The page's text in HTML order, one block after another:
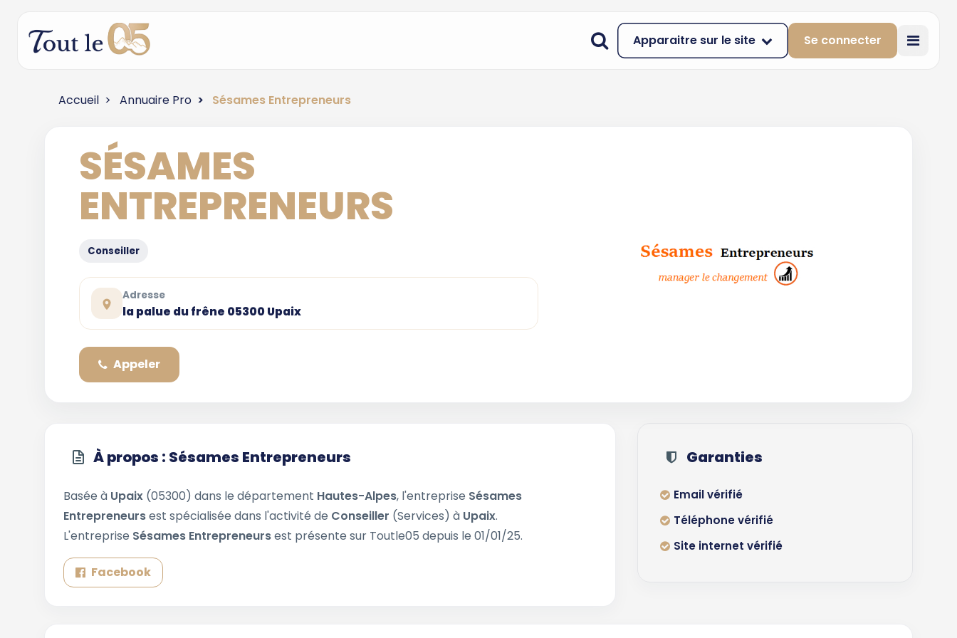
Apparaitre sur le site Se connecter
Accueil Annuaire Pro Sésames Entrepreneurs
SÉSAMES
ENTREPRENEURS
Conseiller
Adresse
la palue du frêne 05300 Upaix
Appeler
À propos : Sésames Entrepreneurs
Basée à Upaix (05300) dans le département Hautes-Alpes, l'entreprise Sésames
Entrepreneursest spécialisée dans l'activité de Conseiller (Services) à Upaix.
L'entreprise Sésames Entrepreneursest présente sur Toutle05 depuis le 01/01/25.
Facebook
Garanties
Email vérifié
Téléphone vérifié
Site internet vérifié